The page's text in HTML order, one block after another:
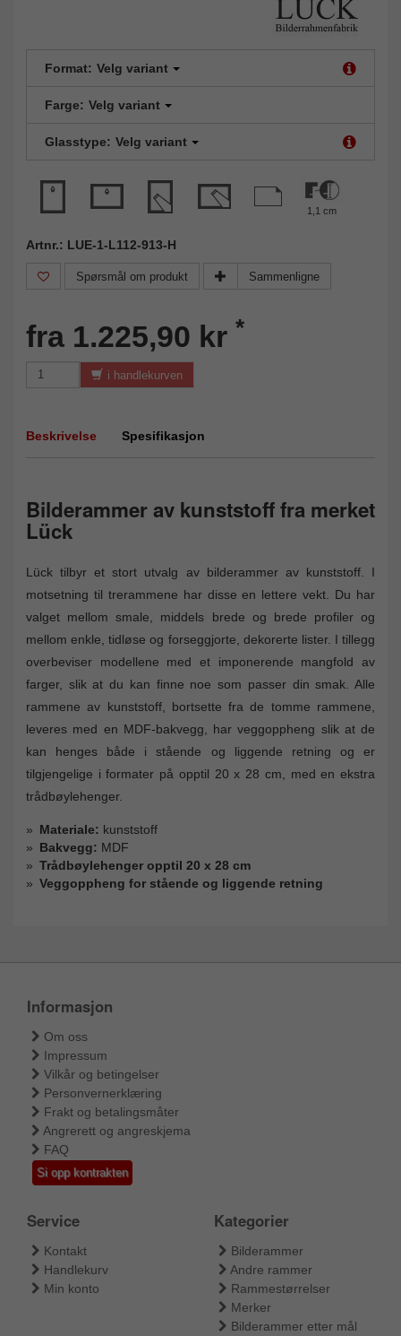
Format: Velg variant
Farge: Velg variant
Glasstype: Velg variant
1,1 cm
Artnr.: LUE-1-L112-913-H
Spørsmål om produkt Sammenligne
fra 1.225,90 kr *
i handlekurven
Beskrivelse Spesifikasjon
Bilderammer av kunststoff fra merket
Lück
Lück tilbyr et stort utvalg av bilderammer av kunststoff. I
motsetning til trerammene har disse en lettere vekt. Du har
valget mellom smale, middels brede og brede profiler og
mellom enkle, tidløse og forseggjorte, dekorerte lister. I tillegg
overbeviser modellene med et imponerende mangfold av
farger, slik at du kan finne noe som passer din smak. Alle
rammene av kunststoff, bortsette fra de tomme rammene,
leveres med en MDF-bakvegg, har veggoppheng slik at de
kan henges både i stående og liggende retning og er
tilgjengelige i formater på opptil 20 x 28 cm, med en ekstra
trådbøylehenger.
Materiale: kunststoff
Bakvegg: MDF
Trådbøylehenger opptil 20 x 28 cm
Veggoppheng for stående og liggende retning
Informasjon
Om oss
Impressum
Vilkår og betingelser
Personvernerklæring
Frakt og betalingsmåter
Angrerett og angreskjema
FAQ
Si opp kontrakten
Service
Kontakt
Handlekurv
Min konto
Kategorier
Bilderammer
Andre rammer
Rammestørrelser
Merker
Bilderammer etter mål